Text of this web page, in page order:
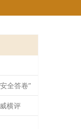
全答卷”
横评